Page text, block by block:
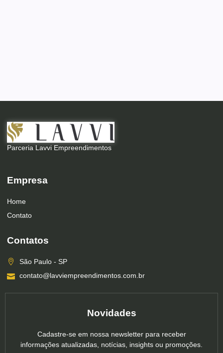
Parceria Lavvi Empreendimentos
Empresa
Home
Contato
Contatos
São Paulo - SP
contato@lavviempreendimentos.com.br
Novidades
Cadastre-se em nossa newsletter para receber
informações atualizadas, notícias, insights ou promoções.